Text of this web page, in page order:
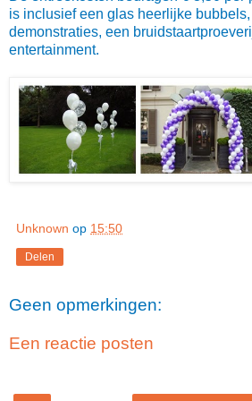
is inclusief een glas heerlijke
demonstraties, een
entertainment.
Unknown op 15:50
Delen
Geen opmerkingen:
Een reactie posten